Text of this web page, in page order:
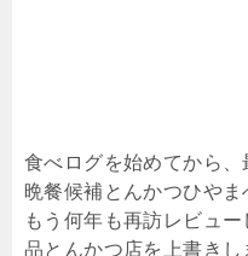
食べログを始めてから
晩餐候補とんかつひやま
もう何年も再訪レビュ
品とんかつ店を上書きし